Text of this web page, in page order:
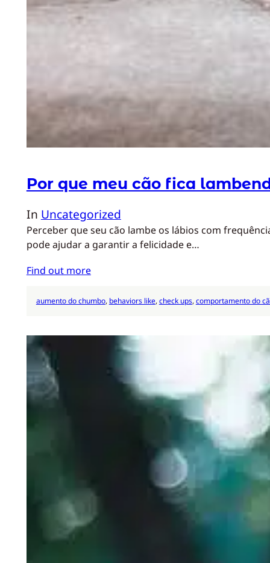
Por que meu cão fica
In Uncategorized
Perceber que seu cão lambe os lábios com
pode ajudar a garantir a felicidade e…
Find out more
aumento do chumbo, behaviors like, check ups, comportamento do